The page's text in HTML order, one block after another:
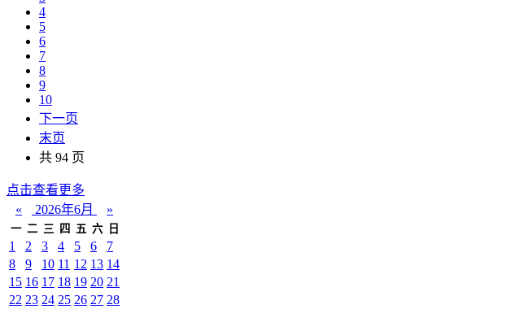
4
5
6
7
8
9
10
下一页
末页
共 94 页
点击查看更多
«
2026年6月 »
一 二 三 四 五 六 日
1 2 3 4 5 6
7
8
9 10 11 12 13 14
15 16 17 18 19 20 21
22 23 24 25 26 27 28